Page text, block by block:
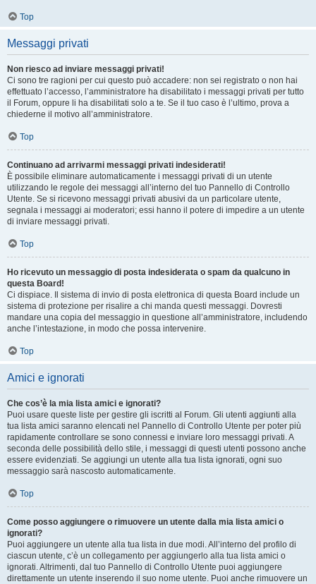
Top
Messaggi privati
Non riesco ad inviare messaggi privati!
Ci sono tre ragioni per cui questo può accadere: non sei registrato o non hai
effettuato l’accesso, l’amministratore ha disabilitato i messaggi privati per tutto
il Forum, oppure li ha disabilitati solo a te. Se il tuo caso è l’ultimo, prova a
chiederne il motivo all’amministratore.
Top
Continuano ad arrivarmi messaggi privati indesiderati!
È possibile eliminare automaticamente i messaggi privati ​​di un utente
utilizzando le regole dei messaggi all’interno del tuo Pannello di Controllo
Utente. Se si ricevono messaggi privati ​​abusivi da un particolare utente,
segnala i messaggi ai moderatori; essi hanno il potere di impedire a un utente
di inviare messaggi privati​​.
Top
Ho ricevuto un messaggio di posta indesiderata o spam da qualcuno in
questa Board!
Ci dispiace. Il sistema di invio di posta elettronica di questa Board include un
sistema di protezione per risalire a chi manda questi messaggi. Dovresti
mandare una copia del messaggio in questione all’amministratore, includendo
anche l’intestazione, in modo che possa intervenire.
Top
Amici e ignorati
Che cos’è la mia lista amici e ignorati?
Puoi usare queste liste per gestire gli iscritti al Forum. Gli utenti aggiunti alla
tua lista amici saranno elencati nel Pannello di Controllo Utente per poter più
rapidamente controllare se sono connessi e inviare loro messaggi privati. A
seconda delle possibilità dello stile, i messaggi di questi utenti possono anche
essere evidenziati. Se aggiungi un utente alla tua lista ignorati, ogni suo
messaggio sarà nascosto automaticamente.
Top
Come posso aggiungere o rimuovere un utente dalla mia lista amici o
ignorati?
Puoi aggiungere un utente alla tua lista in due modi. All’interno del profilo di
ciascun utente, c’è un collegamento per aggiungerlo alla tua lista amici o
ignorati. Altrimenti, dal tuo Pannello di Controllo Utente puoi aggiungere
direttamente un utente inserendo il suo nome utente. Puoi anche rimuovere un